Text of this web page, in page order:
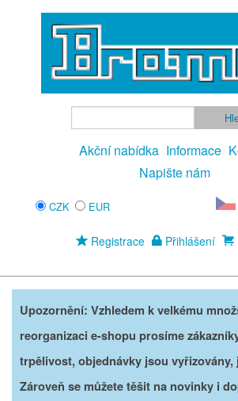
Akční nabídka Informace
Napište nám
CZK EUR
Registrace Přihlášení
Upozornění: Vzhledem k velkému
reorganizaci e-shopu prosíme
trpělivost, objednávky jsou vyřizovány,
Zároveň se můžete těšit na novinky i